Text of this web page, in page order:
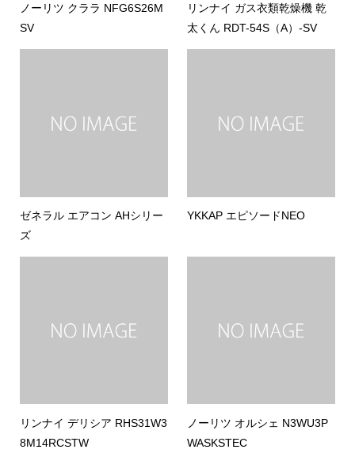
ノーリツ クララ NFG6S26M
SV
リンナイ ガス衣類乾燥機 乾
太くん RDT-54S（A）-SV
ゼネラル エアコン AHシリー
ズ
YKKAP エピソードNEO
リンナイ デリシア RHS31W3
8M14RCSTW
ノーリツ オルシェ N3WU3P
WASKSTEC